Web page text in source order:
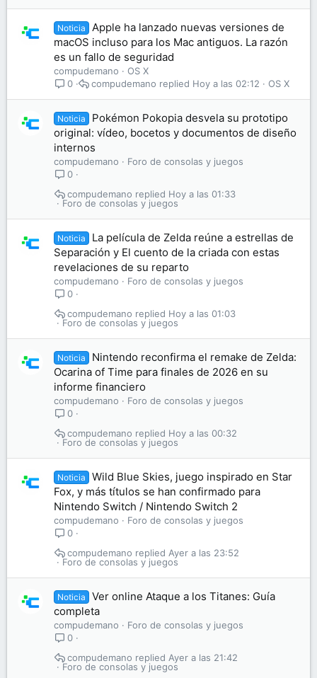
Noticia
Apple ha lanzado nuevas versiones de
macOS incluso para los Mac antiguos. La razón
es un fallo de seguridad
compudemano
OS X
0
OS X
Hoy a las 02:12
compudemano
Noticia
Pokémon Pokopia desvela su prototipo
original: vídeo, bocetos y documentos de diseño
internos
compudemano
Foro de consolas y juegos
0
Foro de consolas y juegos
Hoy a las 01:33
compudemano
Noticia
La película de Zelda reúne a estrellas de
Separación y El cuento de la criada con estas
revelaciones de su reparto
compudemano
Foro de consolas y juegos
0
Foro de consolas y juegos
Hoy a las 01:03
compudemano
Noticia
Nintendo reconfirma el remake de Zelda:
Ocarina of Time para finales de 2026 en su
informe financiero
compudemano
Foro de consolas y juegos
0
Foro de consolas y juegos
Hoy a las 00:32
compudemano
Noticia
Wild Blue Skies, juego inspirado en Star
Fox, y más títulos se han confirmado para
Nintendo Switch / Nintendo Switch 2
compudemano
Foro de consolas y juegos
0
Foro de consolas y juegos
Ayer a las 23:52
compudemano
Noticia
Ver online Ataque a los Titanes: Guía
completa
compudemano
Foro de consolas y juegos
0
Foro de consolas y juegos
Ayer a las 21:42
compudemano